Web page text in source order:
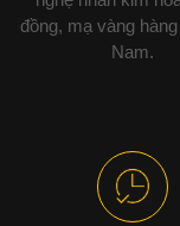
đồng, mạ vàng
Nam.